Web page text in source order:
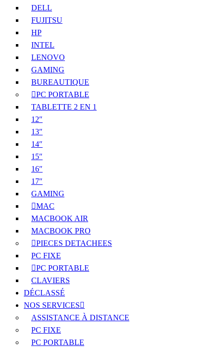
DELL
FUJITSU
HP
INTEL
LENOVO
GAMING
BUREAUTIQUE
PC PORTABLE
TABLETTE 2 EN 1
12″
13″
14″
15″
16″
17″
GAMING
MAC
MACBOOK AIR
MACBOOK PRO
PIECES DETACHEES
PC FIXE
PC PORTABLE
CLAVIERS
DÉCLASSÉ
NOS SERVICES
ASSISTANCE À DISTANCE
PC FIXE
PC PORTABLE